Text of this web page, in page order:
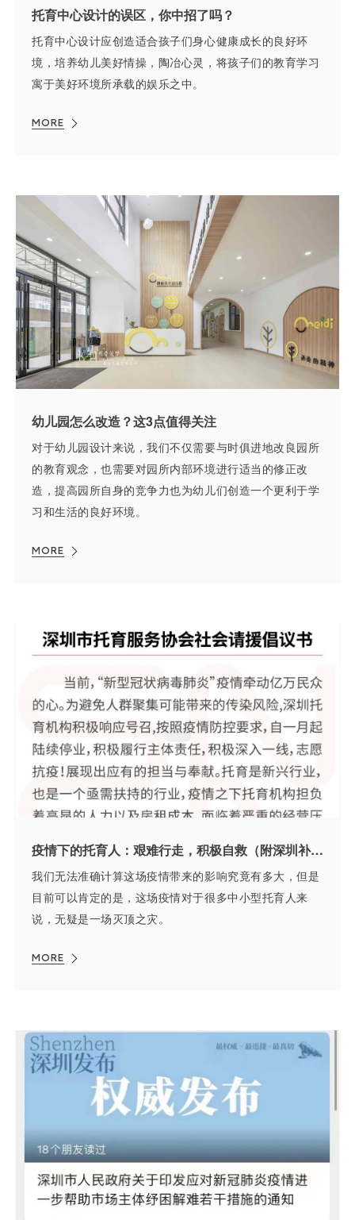
托育中心设计的误区，你中招了吗？
托育中心设计应创造适合孩子们身心健康成长的良好环
境，培养幼儿美好情操，陶冶心灵，将孩子们的教育学习
寓于美好环境所承载的娱乐之中。
MORE
幼儿园怎么改造？这3点值得关注
对于幼儿园设计来说，我们不仅需要与时俱进地改良园所
的教育观念，也需要对园所内部环境进行适当的修正改
造，提高园所自身的竞争力也为幼儿们创造一个更利于学
习和生活的良好环境。
MORE
疫情下的托育人：艰难行走，积极自救（附深圳补贴申请指南）
我们无法准确计算这场疫情带来的影响究竟有多大，但是
目前可以肯定的是，这场疫情对于很多中小型托育人来
说，无疑是一场灭顶之灾。
MORE